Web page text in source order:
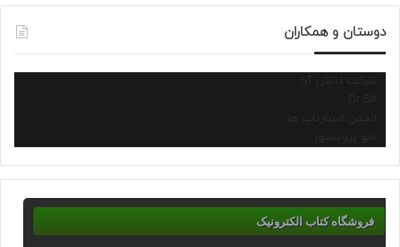
دوستان و همکاران
شرکت دانش آرا
انجمن استارتاپ ها
نانو پروسسور
فروشگاه کتاب الکترونیک